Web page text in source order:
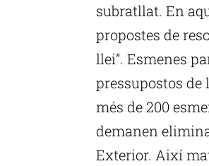
subratllat. En
propostes de
llei”. Esmenes
pressupostos de
més de 200
demanen
Exterior. Així